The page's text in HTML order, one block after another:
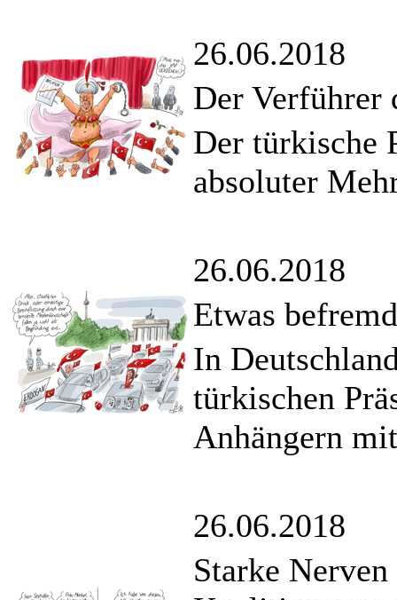
26.06.2018
Der Verführer
Der türkische
absoluter
26.06.2018
Etwas
In
türkischen
Anhängern
26.06.2018
Starke